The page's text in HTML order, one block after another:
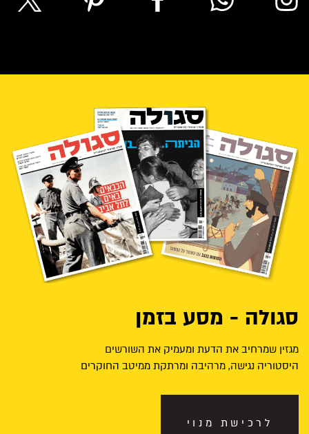
סגולה - מסע בזמן
מגזין שמרחיב את הדעת ומעמיק את השורשים
היסטוריה נגישה, מרהיבה ומרתקת ממיטב החוקרים
לרכישת מנוי